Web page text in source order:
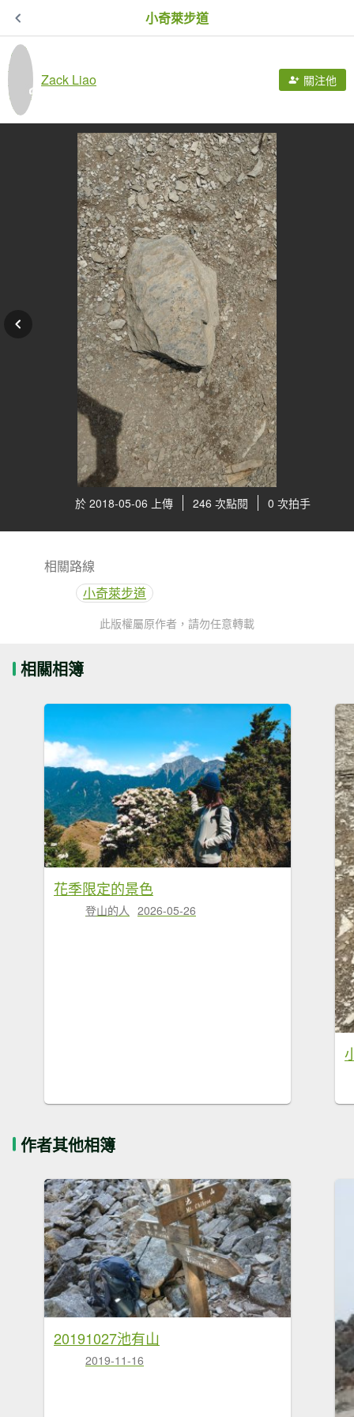
小奇萊步道
Zack Liao 關注他
於 2018-05-06 上傳 246 次點閱 0 次拍手
相關路線
小奇萊步道
此版權屬原作者，請勿任意轉載
相關相簿
花季限定的景色
登山的人 2026-05-26
作者其他相簿
20191027池有山
2019-11-16